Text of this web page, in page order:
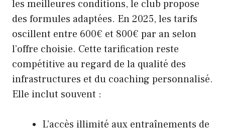
les meilleures conditions, le club propose
des formules adaptées. En 2025, les tarifs
oscillent entre 600€ et 800€ par an selon
l’offre choisie. Cette tarification reste
compétitive au regard de la qualité des
infrastructures et du coaching personnalisé.
Elle inclut souvent :
L’accès illimité aux entraînements de